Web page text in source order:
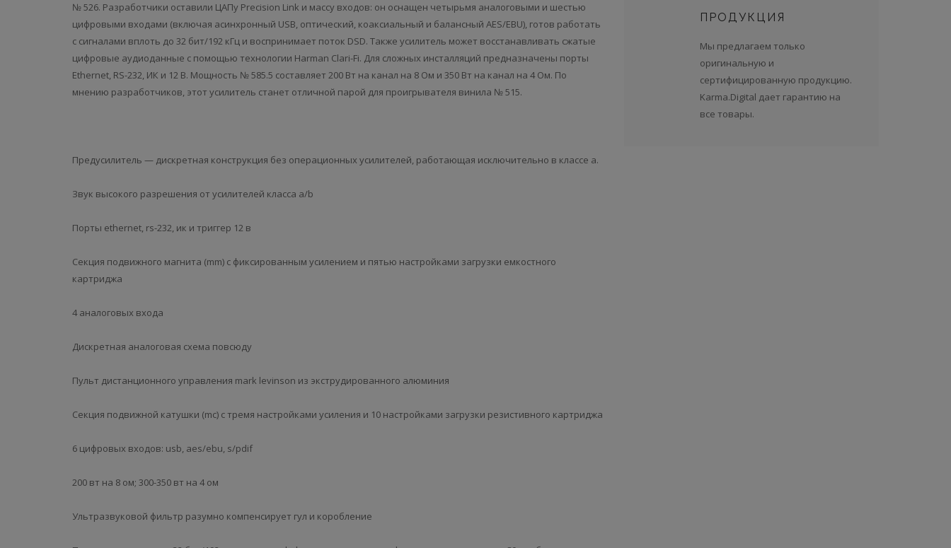
№ 526. Разработчики оставили ЦАПу Precision Link и массу входов: он оснащен четырьмя аналоговыми и шестью
цифровыми входами (включая асинхронный USB, оптический, коаксиальный и балансный AES/EBU), готов работать
с сигналами вплоть до 32 бит/192 кГц и воспринимает поток DSD. Также усилитель может восстанавливать сжатые
цифровые аудиоданные с помощью технологии Harman Clari-Fi. Для сложных инсталляций предназначены порты
Ethernet, RS-232, ИК и 12 В. Мощность № 585.5 составляет 200 Вт на канал на 8 Ом и 350 Вт на канал на 4 Ом. По
мнению разработчиков, этот усилитель станет отличной парой для проигрывателя винила № 515.
Предусилитель — дискретная конструкция без операционных усилителей, работающая исключительно в классе a.
Звук высокого разрешения от усилителей класса a/b
Порты ethernet, rs-232, ик и триггер 12 в
Секция подвижного магнита (mm) с фиксированным усилением и пятью настройками загрузки емкостного
картриджа
4 аналоговых входа
Дискретная аналоговая схема повсюду
Пульт дистанционного управления mark levinson из экструдированного алюминия
Секция подвижной катушки (mc) с тремя настройками усиления и 10 настройками загрузки резистивного картриджа
6 цифровых входов: usb, aes/ebu, s/pdif
200 вт на 8 ом; 300-350 вт на 4 ом
Ультразвуковой фильтр разумно компенсирует гул и коробление
ПРОДУКЦИЯ
Мы предлагаем только
оригинальную и
сертифицированную продукцию.
Karma.Digital дает гарантию на
все товары.